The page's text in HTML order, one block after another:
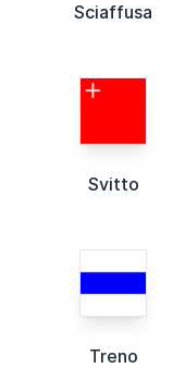
Sciaffusa
Svitto
Treno